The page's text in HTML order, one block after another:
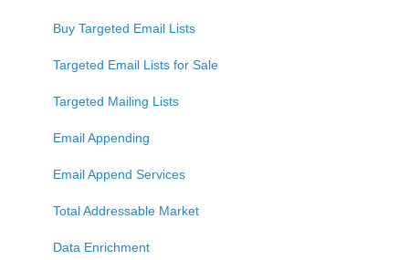
Buy Targeted Email Lists
Targeted Email Lists for Sale
Targeted Mailing Lists
Email Appending
Email Append Services
Total Addressable Market
Data Enrichment